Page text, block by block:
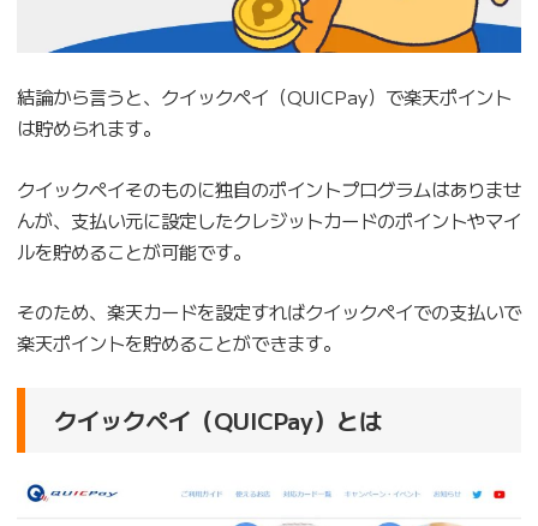
結論から言うと、クイックペイ（QUICPay）で楽天ポイント
は貯められます。
クイックペイそのものに独自のポイントプログラムはありませ
んが、支払い元に設定したクレジットカードのポイントやマイ
ルを貯めることが可能です。
そのため、楽天カードを設定すればクイックペイでの支払いで
楽天ポイントを貯めることができます。
クイックペイ（QUICPay）とは